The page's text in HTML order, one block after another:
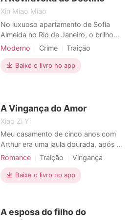
29
Xin Miao Miao
No luxuoso apartamento de Sofia
Almeida no Rio de Janeiro, o brilho
do telemóvel feria-lhe os olhos na
fotos íntimas... Ricardo com Isabella.
O seu noivo, o seu futuro marido. A
Acusada de agredi
Moderno Crime
Traição
Vingança
Heroína incrível
Urbano
Baixe o livro no app
A Vingança do Amor
Xiao Zi Yi
Meu casamento de cinco anos com
Arthur era uma jaula dourada, após a
morte do meu amado Leo, eu vivia
contrato de negócios. Pensei que a
liberdade estava ao meu alcance
Mas Letícia, sua ex-amante e obs
Romance Traição
Vingança
Gravidez
Divórcio
Baixe o livro no app
A esposa do filho do